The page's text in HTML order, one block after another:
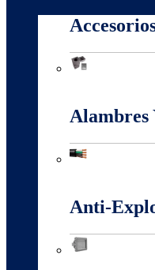
Alambres
Anti-